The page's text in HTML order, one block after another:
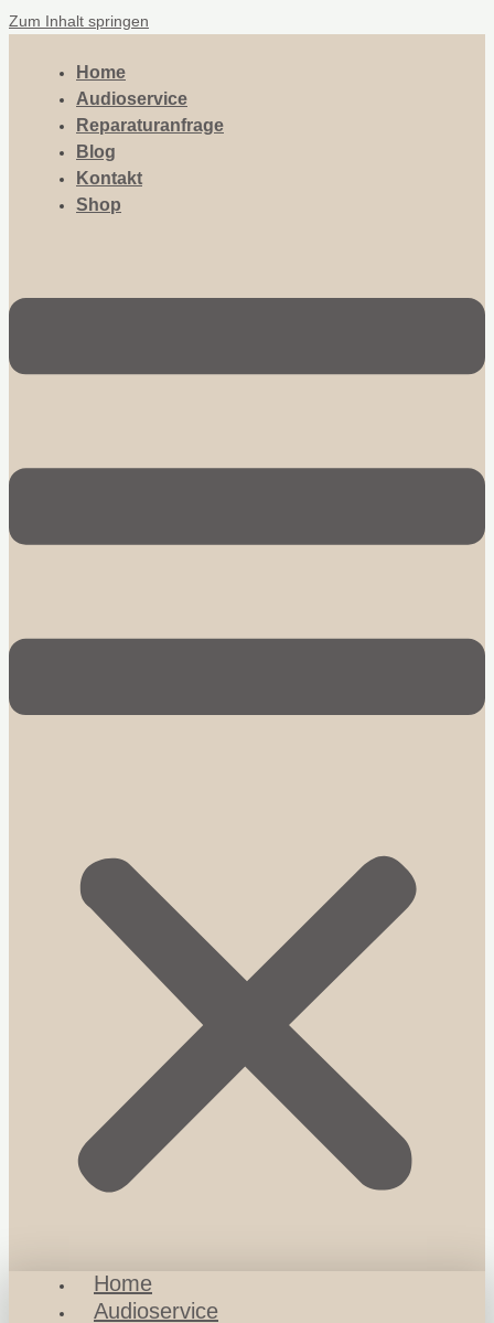
Zum Inhalt springen
Home
Audioservice
Reparaturanfrage
Blog
Kontakt
Shop
Home
Audioservice